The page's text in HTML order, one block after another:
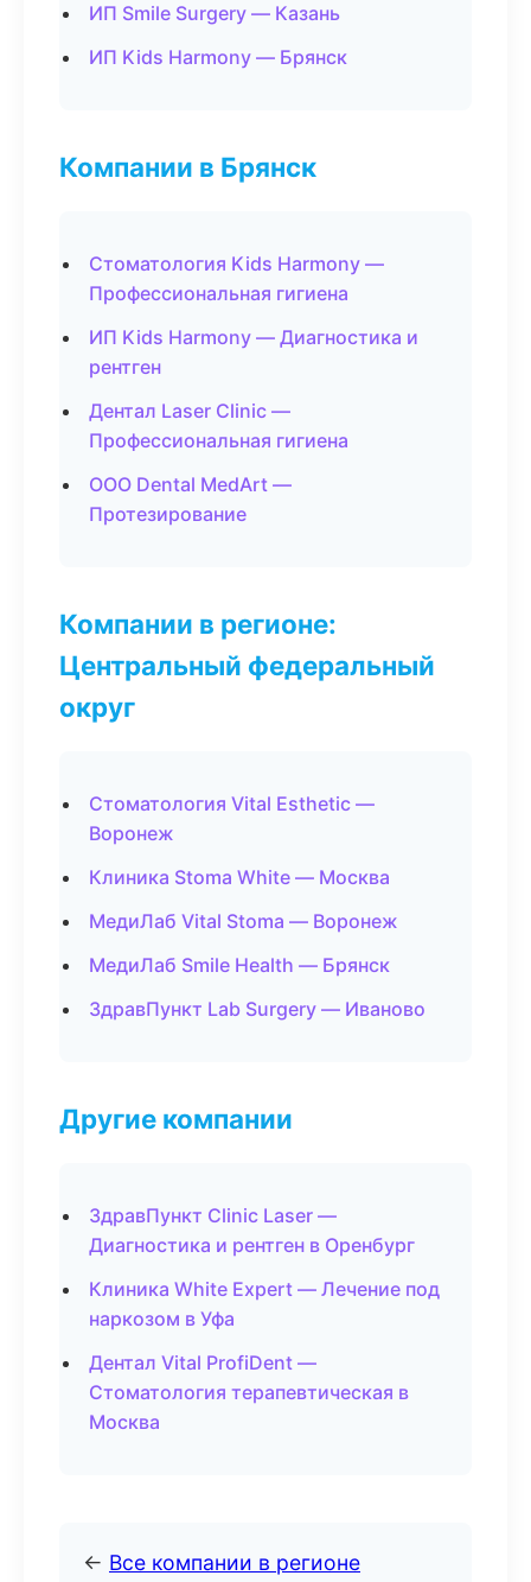
ИП Smile Surgery — Казань
ИП Kids Harmony — Брянск
Компании в Брянск
Стоматология Kids Harmony —
Профессиональная гигиена
ИП Kids Harmony — Диагностика и
рентген
Дентал Laser Clinic —
Профессиональная гигиена
ООО Dental MedArt —
Протезирование
Компании в регионе:
Центральный федеральный
округ
Стоматология Vital Esthetic —
Воронеж
Клиника Stoma White — Москва
МедиЛаб Vital Stoma — Воронеж
МедиЛаб Smile Health — Брянск
ЗдравПункт Lab Surgery — Иваново
Другие компании
ЗдравПункт Clinic Laser —
Диагностика и рентген в Оренбург
Клиника White Expert — Лечение под
наркозом в Уфа
Дентал Vital ProfiDent —
Стоматология терапевтическая в
Москва
← Все компании в регионе